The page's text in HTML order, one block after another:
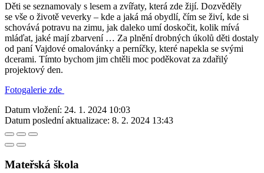
Děti se seznamovaly s lesem a zvířaty, která zde žijí. Dozvěděly
se vše o životě veverky – kde a jaká má obydlí, čím se živí, kde si
schovává potravu na zimu, jak daleko umí doskočit, kolik mívá
mláďat, jaké mají zbarvení … Za plnění drobných úkolů děti dostaly
od paní Vajdové omalovánky a perníčky, které napekla se svými
dcerami. Tímto bychom jim chtěli moc poděkovat za zdařilý
projektový den.
Fotogalerie zde
Datum vložení: 24. 1. 2024 10:03
Datum poslední aktualizace: 8. 2. 2024 13:43
Mateřská škola